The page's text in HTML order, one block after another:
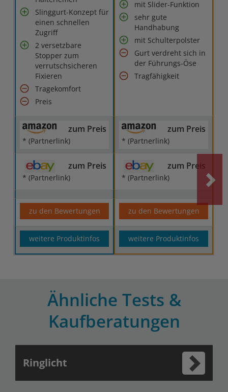
Slinggurt-Konzept für
einen schnellen
Zugriff
2 versetzbare
Stopper zum
verrutschsicheren
Fixieren
Tragekomfort
Preis
mit Slider-Funktion
sehr gute
Handhabung
mit Schulterpolster
Gurt verdreht sich in
der Führungs-Öse
Tragfähigkeit
zum Preis
* (Partnerlink)
zum Preis
* (Partnerlink)
zum Preis
* (Partnerlink)
zum Preis
* (Partnerlink)
zu den Bewertungen zu den Bewertungen
weitere Produktinfos weitere Produktinfos
Ähnliche Tests &
Kaufberatungen
Ringlicht